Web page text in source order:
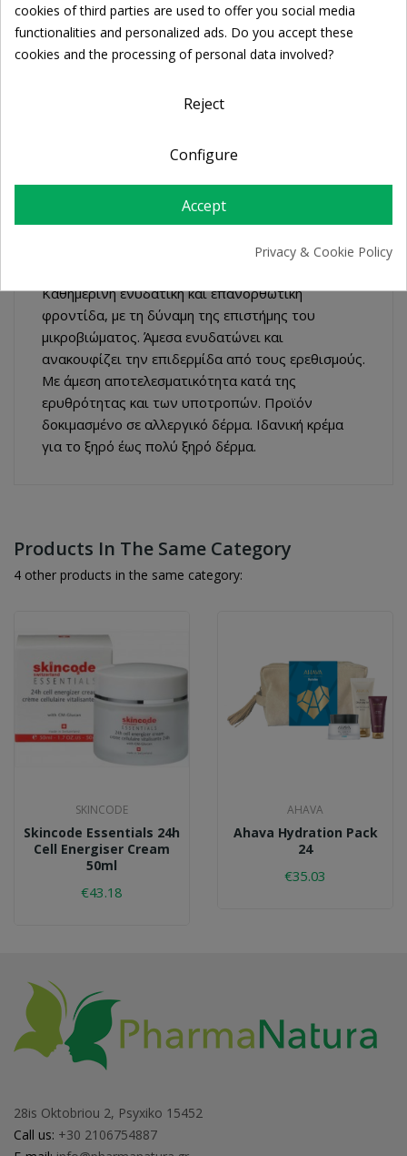
FREE SHIPPING
For orders over 39€
Return policy
DESCRIPTION
PRODUCT DETAILS
Καθημερινή ενυδατική και επανορθωτική
φροντίδα, με τη δύναμη της επιστήμης του
μικροβιώματος. Άμεσα ενυδατώνει και
ανακουφίζει την επιδερμίδα από τους ερεθισμούς.
Με άμεση αποτελεσματικότητα κατά της
ερυθρότητας και των υποτροπών. Προϊόν
δοκιμασμένο σε αλλεργικό δέρμα. Ιδανική κρέμα
για το ξηρό έως πολύ ξηρό δέρμα.
Products In The Same Category
4 other products in the same category:
SKINCODE
Skincode Essentials 24h
Cell Energiser Cream
50ml
€43.18
AHAVA
Ahava Hydration Pack
24
€35.03
28is Oktobriou 2, Psyxiko 15452
Call us: +30 2106754887
cookies of third parties are used to offer you social media
functionalities and personalized ads. Do you accept these
cookies and the processing of personal data involved?
Reject
Configure
Accept
Privacy & Cookie Policy